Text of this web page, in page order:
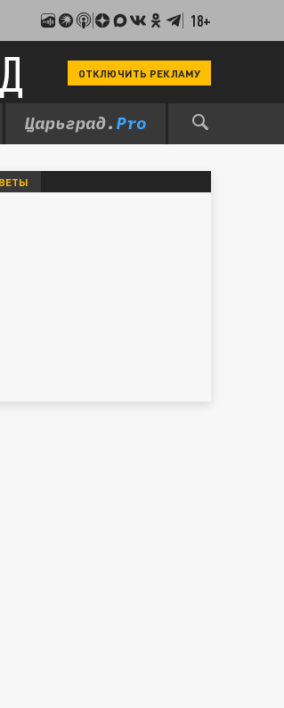
18+
ОТКЛЮЧИТЬ РЕКЛАМУ